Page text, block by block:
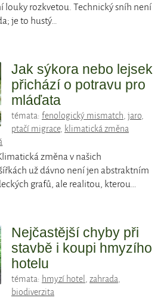
louky rozkvetou. Technický sníh není
je to hustý…
Jak sýkora nebo lejsek
přichází o potravu pro
mláďata
témata: fenologický mismatch, jaro,
ptačí migrace, klimatická změna
změna v našich
už dávno není jen abstraktním
grafů, ale realitou, kterou…
Nejčastější chyby při
stavbě i koupi hmyzího
hotelu
témata: hmyzí hotel , zahrada,
biodiverzita